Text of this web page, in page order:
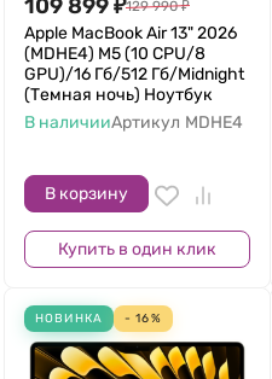
109 899₽129 990 ₽
Apple MacBook Air 13" 2026
(MDHE4) M5 (10 CPU/8
GPU)/16 Гб/512 Гб/Midnight
(Темная ночь) Ноутбук
В наличииАртикул MDHE4
В корзину
Купить в один клик
НОВИНКА - 16%